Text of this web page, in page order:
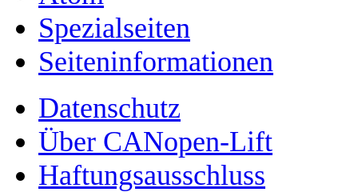
Spezialseiten
Seiten­­informationen
Datenschutz
Über CANopen-Lift
Haftungsausschluss